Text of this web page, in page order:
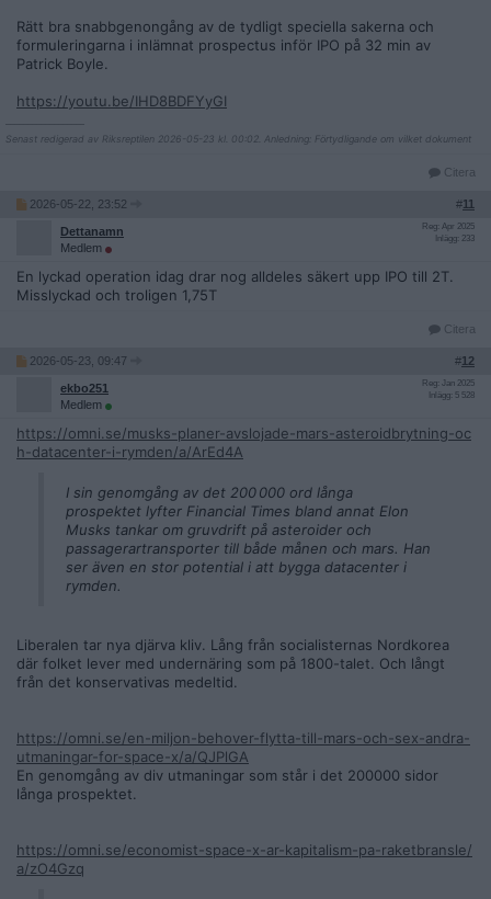
Rätt bra snabbgenongång av de tydligt speciella sakerna och
formuleringarna i inlämnat prospectus inför IPO på 32 min av
Patrick Boyle.
https://youtu.be/IHD8BDFYyGI
Senast redigerad av Riksreptilen 2026-05-23 kl. 00:02. Anledning: Förtydligande om vilket dokument
Citera
2026-05-22, 23:52 #11
Dettanamn
Medlem
Reg: Apr 2025
Inlägg: 233
En lyckad operation idag drar nog alldeles säkert upp IPO till 2T.
Misslyckad och troligen 1,75T
Citera
2026-05-23, 09:47 #12
ekbo251
Medlem
Reg: Jan 2025
Inlägg: 5 528
https://omni.se/musks-planer-avslojade-mars-asteroidbrytning-oc
h-datacenter-i-rymden/a/ArEd4A
I sin genomgång av det 200 000 ord långa
prospektet lyfter Financial Times bland annat Elon
Musks tankar om gruvdrift på asteroider och
passagerartransporter till både månen och mars. Han
ser även en stor potential i att bygga datacenter i
rymden.
Liberalen tar nya djärva kliv. Lång från socialisternas Nordkorea
där folket lever med undernäring som på 1800-talet. Och långt
från det konservativas medeltid.
https://omni.se/en-miljon-behover-flytta-till-mars-och-sex-andra-
utmaningar-for-space-x/a/QJPlGA
En genomgång av div utmaningar som står i det 200000 sidor
långa prospektet.
https://omni.se/economist-space-x-ar-kapitalism-pa-raketbransle/
a/zO4Gzq